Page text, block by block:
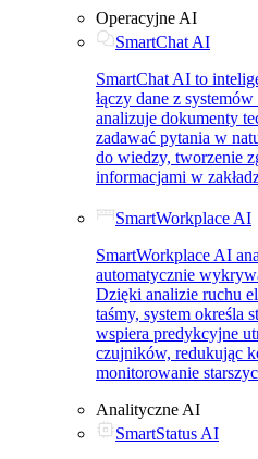
Operacyjne AI
SmartChat AI
SmartChat AI to
łączy dane z
analizuje dokumenty
zadawać pytania w
do wiedzy, tworzenie
informacjami w
SmartWorkplace AI
SmartWorkplace AI
automatycznie
Dzięki analizie ruchu
taśmy, system określa
wspiera predykcyjne
czujników, redukując
monitorowanie
Analityczne AI
SmartStatus AI